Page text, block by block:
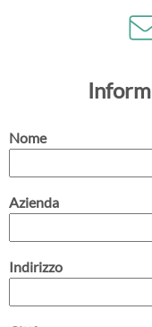
Nome
Azienda
Indirizzo